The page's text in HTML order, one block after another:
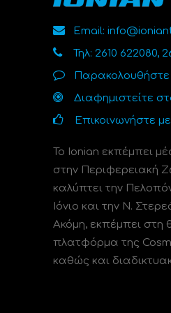
Email:
Τηλ: 2610 622080,
Παρακολουθήστε
Διαφημιστείτε
Επικοινωνήστε
Το Ionian εκπέμπει
στην Περιφερειακή
καλύπτει την
Ιόνιο και την Ν.
Ακόμη, εκπέμπει στη
πλατφόρμα της
καθώς και